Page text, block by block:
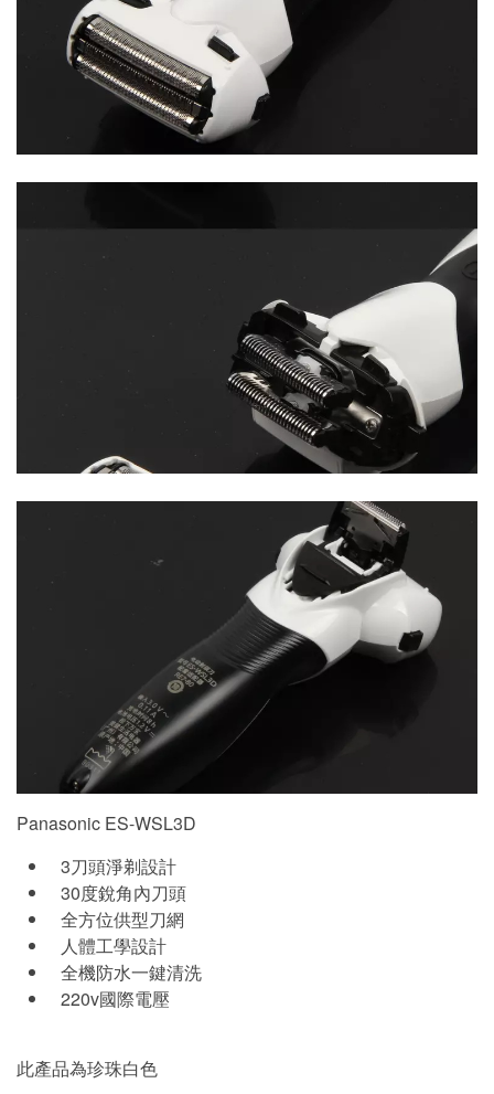
Panasonic ES-WSL3D
3刀頭淨剃設計
30度銳角內刀頭
全方位供型刀網
人體工學設計
全機防水一鍵清洗
220v國際電壓
此產品為珍珠白色